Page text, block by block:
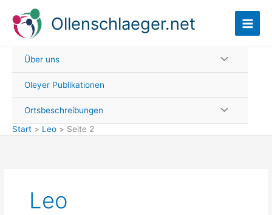
Inhalt
springen
Ollenschlaeger.net
Über uns
Oleyer Publikationen
Ortsbeschreibungen
Start
Leo Seite 2
Leo